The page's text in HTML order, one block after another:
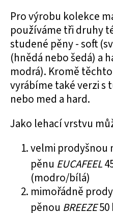
Pro výrobu kolekce
používáme tři druhy
studené pěny - soft
(hnědá nebo šedá) a
modrá). Kromě
vyrábíme také verzi s
nebo med a hard.
Jako lehací vrstvu
velmi prodyšnou
pěnu EUCAFEEL
(modro/bílá)
mimořádně
pěnou BREEZE